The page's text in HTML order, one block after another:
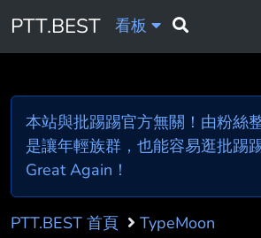
PTT.BEST 看板
本站與批踢踢官方無關！由粉絲
是讓年輕族群，也能容易逛批踢
Great Again！
PTT.BEST 首頁 TypeMoon